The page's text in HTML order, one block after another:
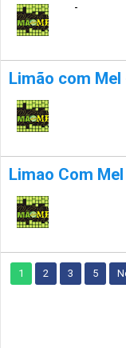
-
Limão com Mel
Limao Com
1 2 3 5